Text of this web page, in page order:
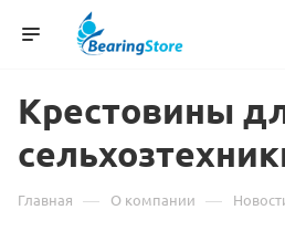
Крестовины
Главная — О компании —